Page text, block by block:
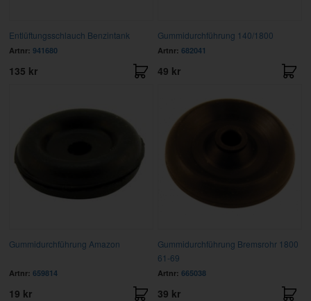
Entlüftungsschlauch Benzintank
Artnr: 941680
135 kr
Gummidurchführung 140/1800
Artnr: 682041
49 kr
Gummidurchführung Amazon
Artnr: 659814
19 kr
Gummidurchführung Bremsrohr 1800
61-69
Artnr: 665038
39 kr